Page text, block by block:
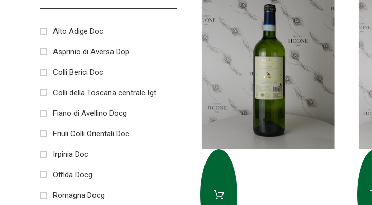
Alto Adige Doc
Asprinio di Aversa Dop
Colli Berici Doc
Colli della Toscana centrale Igt
Fiano di Avellino Docg
Friuli Colli Orientali Doc
Irpinia Doc
Offida Docg
Romagna Docg